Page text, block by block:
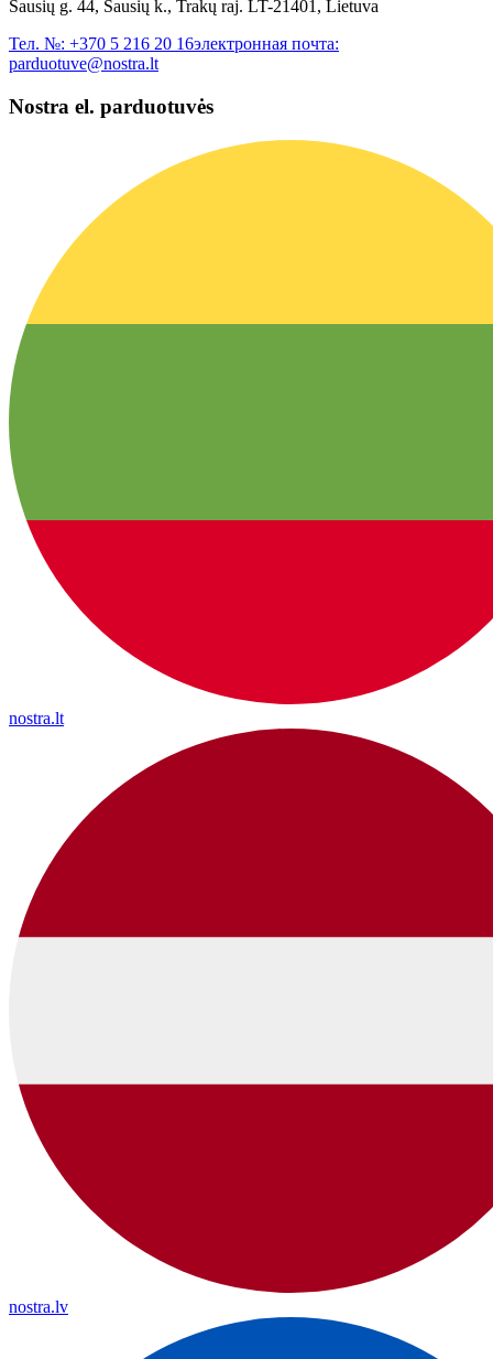
Sausių g. 44, Sausių k., Trakų raj. LT-21401, Lietuva
Тел. №: +370 5 216 20 16электронная почта:
parduotuve@nostra.lt
Nostra el. parduotuvės
nostra.lt
nostra.lv